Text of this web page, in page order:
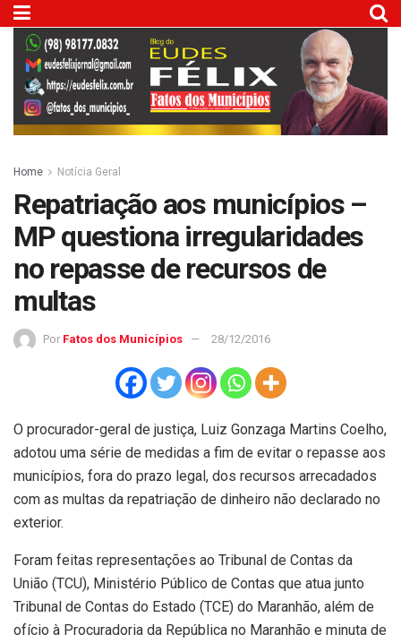
Home Notícia Geral
Repatriação aos municípios –
MP questiona irregularidades
no repasse de recursos de
multas
Por Fatos dos Municípios 28/12/2016
O procurador-geral de justiça, Luiz Gonzaga Martins Coelho,
adotou uma série de medidas a fim de evitar o repasse aos
municípios, fora do prazo legal, dos recursos arrecadados
com as multas da repatriação de dinheiro não declarado no
exterior.
Foram feitas representações ao Tribunal de Contas da
União (TCU), Ministério Público de Contas que atua junto
Tribunal de Contas do Estado (TCE) do Maranhão, além de
ofício à Procuradoria da República no Maranhão e minuta de